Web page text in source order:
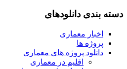
دسته بندی دانلودهای
اخبار معماری
پروژه ها
دانلود پروژه های معماری
اقلیم در معماری